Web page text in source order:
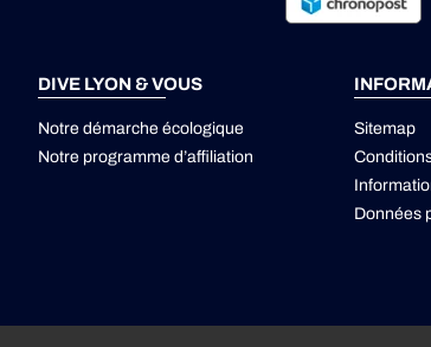
DIVE LYON & VOUS
Notre démarche écologique
Notre programme d’affiliation
Sitemap
Données